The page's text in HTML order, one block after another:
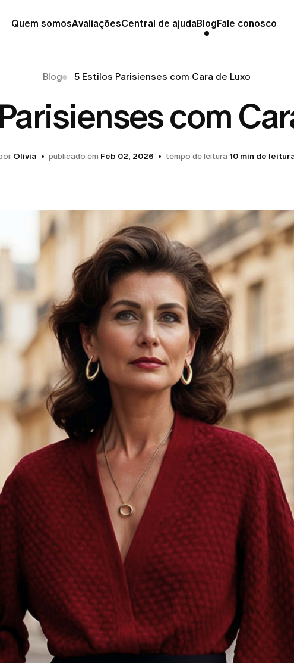
Quem somosAvaliaçõesCentral de ajudaBlogFale conosco
Blog 5 Estilos Parisienses com Cara de Luxo
com
Olivia publicado em Feb 02, 2026 tempo de leitura 10 min de